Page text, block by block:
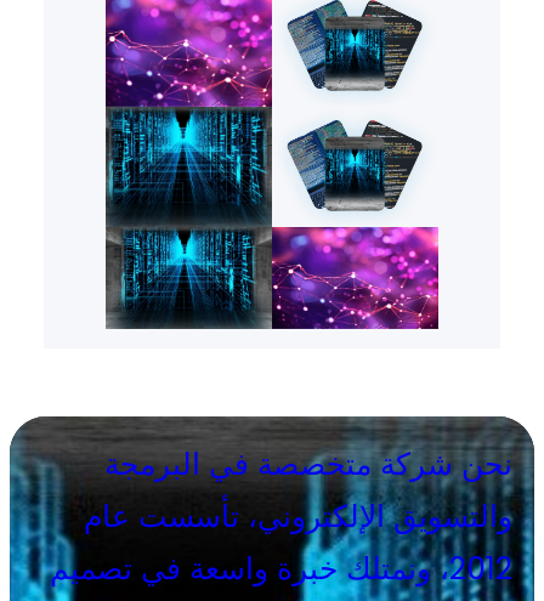
نحن شركة متخصصة في البرمجة
والتسويق الإلكتروني، تأسست عام
2012، ونمتلك خبرة واسعة في تصميم